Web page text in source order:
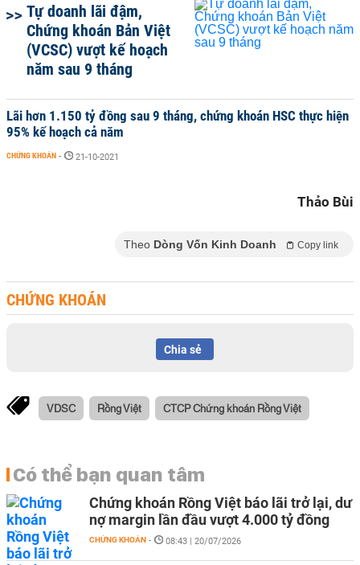
Tự doanh lãi đậm,
Chứng khoán Bản Việt
(VCSC) vượt kế hoạch
năm sau 9 tháng
Lãi hơn 1.150 tỷ đồng sau 9 tháng, chứng khoán HSC thực hiện
95% kế hoạch cả năm
CHỨNG KHOÁN - 21-10-2021
Thảo Bùi
Theo Dòng Vốn Kinh Doanh Copy link
CHỨNG KHOÁN
Chia sẻ
VDSC Rồng Việt CTCP Chứng khoán Rồng Việt
Có thể bạn quan tâm
Chứng khoán Rồng Việt báo lãi trở lại, dư
nợ margin lần đầu vượt 4.000 tỷ đồng
CHỨNG KHOÁN - 08:43 | 20/07/2026